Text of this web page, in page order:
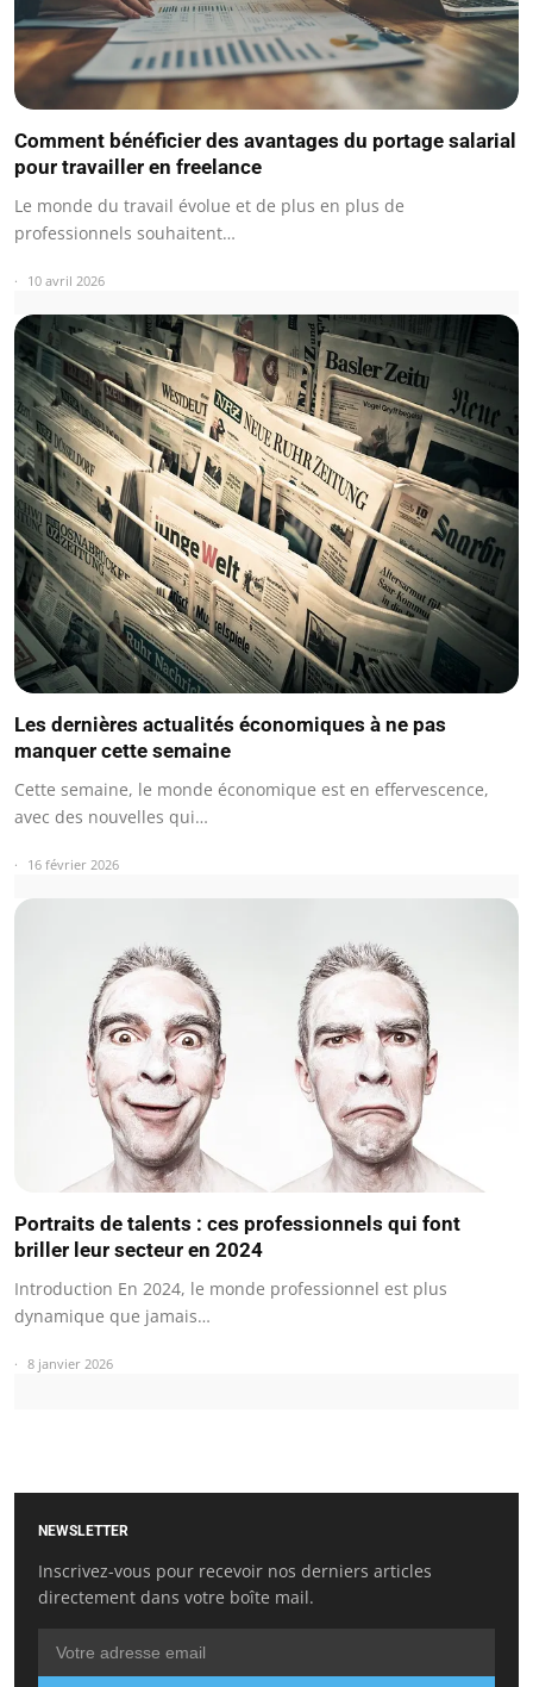
Comment bénéficier des avantages du portage salarial
pour travailler en freelance
Le monde du travail évolue et de plus en plus de
professionnels souhaitent…
10 avril 2026
Les dernières actualités économiques à ne pas
manquer cette semaine
Cette semaine, le monde économique est en effervescence,
avec des nouvelles qui…
16 février 2026
Portraits de talents : ces professionnels qui font
briller leur secteur en 2024
Introduction En 2024, le monde professionnel est plus
dynamique que jamais…
8 janvier 2026
NEWSLETTER
Inscrivez-vous pour recevoir nos derniers articles
directement dans votre boîte mail.